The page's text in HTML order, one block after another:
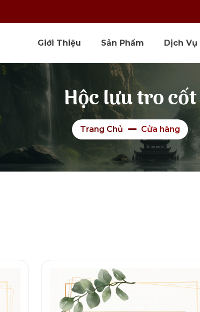
Giới Thiệu Sản Phẩm Dịch Vụ
Hộc lưu tro cốt
Trang Chủ Cửa hàng